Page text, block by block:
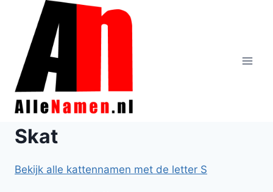
Doorgaan
inhoud
Skat
Bekijk alle kattennamen met de letter S